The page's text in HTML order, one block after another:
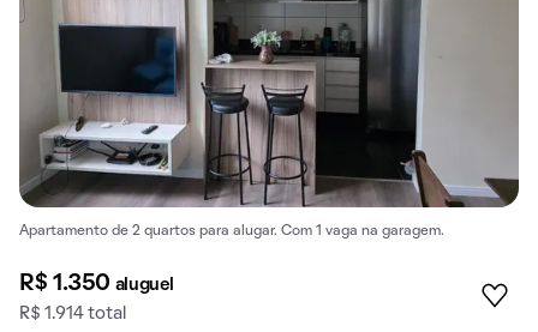
Apartamento de 2 quartos para alugar. Com 1 vaga na garagem.
R$ 1.350 aluguel
R$ 1.914 total